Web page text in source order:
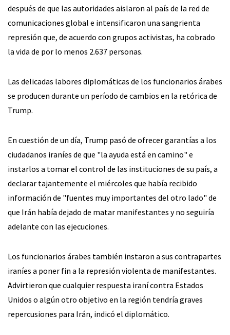
después de que las autoridades aislaron al país de la red de
comunicaciones global e intensificaron una sangrienta
represión que, de acuerdo con grupos activistas, ha cobrado
la vida de por lo menos 2.637 personas.
Las delicadas labores diplomáticas de los funcionarios árabes
se producen durante un período de cambios en la retórica de
Trump.
En cuestión de un día, Trump pasó de ofrecer garantías a los
ciudadanos iraníes de que "la ayuda está en camino" e
instarlos a tomar el control de las instituciones de su país, a
declarar tajantemente el miércoles que había recibido
información de "fuentes muy importantes del otro lado" de
que Irán había dejado de matar manifestantes y no seguiría
adelante con las ejecuciones.
Los funcionarios árabes también instaron a sus contrapartes
iraníes a poner fin a la represión violenta de manifestantes.
Advirtieron que cualquier respuesta iraní contra Estados
Unidos o algún otro objetivo en la región tendría graves
repercusiones para Irán, indicó el diplomático.